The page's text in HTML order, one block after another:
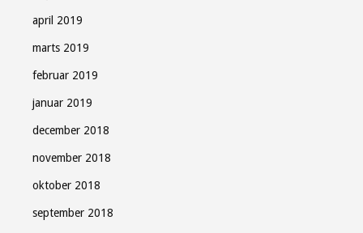
april 2019
marts 2019
februar 2019
januar 2019
december 2018
november 2018
oktober 2018
september 2018